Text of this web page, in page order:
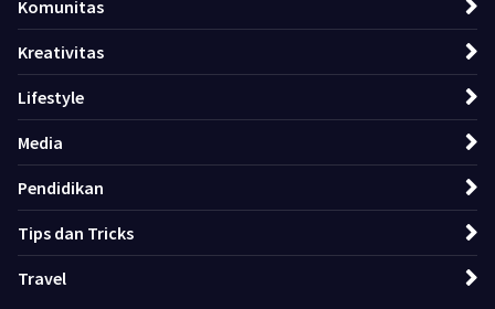
Komunitas
Kreativitas
Lifestyle
Media
Pendidikan
Tips dan Tricks
Travel